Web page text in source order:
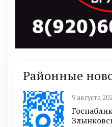
Районные
9 августа